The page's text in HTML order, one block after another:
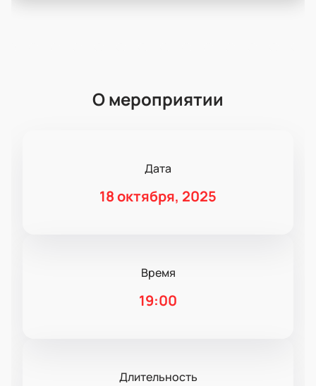
О мероприятии
Дата
18 октября, 2025
Время
19:00
Длительность